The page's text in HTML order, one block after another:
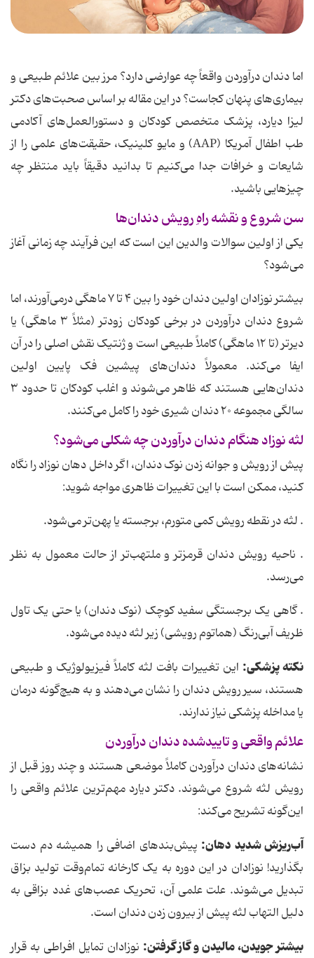
اما دندان درآوردن واقعاً چه عوارضی دارد؟ مرز بین علائم طبیعی و
بیماری‌های پنهان کجاست؟ در این مقاله بر اساس صحبت‌های دکتر
لیزا دیارد، پزشک متخصص کودکان و دستورالعمل‌های آکادمی
طب اطفال آمریکا (AAP) و مایو کلینیک، حقیقت‌های علمی را از
شایعات و خرافات جدا می‌کنیم تا بدانید دقیقاً باید منتظر چه
چیزهایی باشید.
سن شروع و نقشه راهِ رویش دندان‌ها
یکی از اولین سوالات والدین این است که این فرآیند چه زمانی آغاز
می‌شود؟
بیشتر نوزادان اولین دندان خود را بین ۴ تا ۷ ماهگی درمی‌آورند، اما
شروع دندان درآوردن در برخی کودکان زودتر (مثلاً ۳ ماهگی) یا
دیرتر (تا ۱۲ ماهگی) کاملاً طبیعی است و ژنتیک نقش اصلی را در آن
ایفا می‌کند. معمولاً دندان‌های پیشین فک پایین اولین
دندان‌هایی هستند که ظاهر می‌شوند و اغلب کودکان تا حدود ۳
سالگی مجموعه ۲۰ دندان شیری خود را کامل می‌کنند.
لثه نوزاد هنگام دندان درآوردن چه شکلی می‌شود؟
پیش از رویش و جوانه زدن نوک دندان، اگر داخل دهان نوزاد را نگاه
کنید، ممکن است با این تغییرات ظاهری مواجه شوید:
. لثه در نقطه رویش کمی متورم، برجسته یا پهن‌تر می‌شود.
. ناحیه رویش دندان قرمزتر و ملتهب‌تر از حالت معمول به نظر
می‌رسد.
. گاهی یک برجستگی سفید کوچک (نوک دندان) یا حتی یک تاول
ظریف آبی‌رنگ (هماتوم رویشی) زیر لثه دیده می‌شود.
نکته پزشکی: این تغییرات بافت لثه کاملاً فیزیولوژیک و طبیعی
هستند، سیر رویش دندان را نشان می‌دهند و به هیچ‌گونه درمان
یا مداخله پزشکی نیاز ندارند.
علائم واقعی و تاییدشده دندان درآوردن
نشانه‌های دندان درآوردن کاملاً موضعی هستند و چند روز قبل از
رویش لثه شروع می‌شوند. دکتر دیارد مهم‌ترین علائم واقعی را
این‌گونه تشریح می‌کند:
آب‌ریزش شدید دهان: پیش‌بندهای اضافی را همیشه دم دست
بگذارید! نوزادان در این دوره به یک کارخانه تمام‌وقت تولید بزاق
تبدیل می‌شوند. علت علمی آن، تحریک عصب‌های غدد بزاقی به
دلیل التهاب لثه پیش از بیرون زدن دندان است.
بیشتر جویدن، مالیدن و گاز گرفتن: نوزادان تمایل افراطی به قرار